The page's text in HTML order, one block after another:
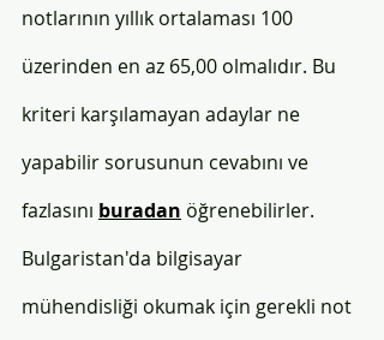
notlarının yıllık ortalaması 100
üzerinden en az 65,00 olmalıdır. Bu
kriteri karşılamayan adaylar ne
yapabilir sorusunun cevabını ve
fazlasını buradan öğrenebilirler.
Bulgaristan'da bilgisayar
mühendisliği okumak için gerekli not